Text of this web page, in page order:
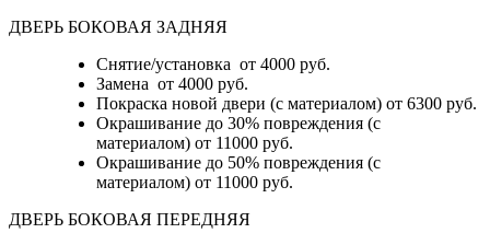
ДВЕРЬ БОКОВАЯ ЗАДНЯЯ
Снятие/установка от 4000 руб.
Замена от 4000 руб.
Покраска новой двери (с материалом) от 6300 руб.
Окрашивание до 30% повреждения (с
материалом) от 11000 руб.
Окрашивание до 50% повреждения (с
материалом) от 11000 руб.
ДВЕРЬ БОКОВАЯ ПЕРЕДНЯЯ